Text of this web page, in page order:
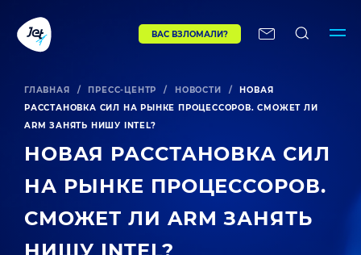
ВАС ВЗЛОМАЛИ?
ГЛАВНАЯ / ПРЕСС-ЦЕНТР / НОВОСТИ /
НОВАЯ
РАССТАНОВКА СИЛ НА РЫНКЕ ПРОЦЕССОРОВ. СМОЖЕТ ЛИ
ARM ЗАНЯТЬ НИШУ INTEL?
НОВАЯ РАССТАНОВКА СИЛ
НА РЫНКЕ ПРОЦЕССОРОВ.
СМОЖЕТ ЛИ ARM ЗАНЯТЬ